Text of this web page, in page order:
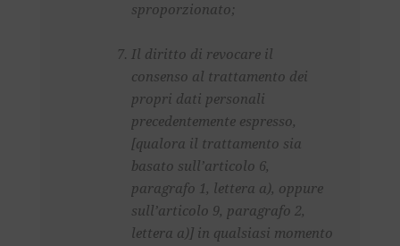
sproporzionato;
Il diritto di revocare il
consenso al trattamento dei
propri dati personali
precedentemente espresso,
[qualora il trattamento sia
basato sull’articolo 6,
paragrafo 1, lettera a), oppure
sull’articolo 9, paragrafo 2,
lettera a)] in qualsiasi momento